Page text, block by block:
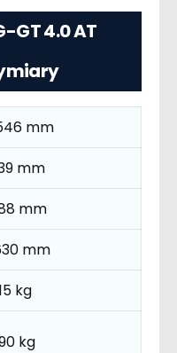
GT 4.0 AT
mm
mm
mm
mm
kg
kg